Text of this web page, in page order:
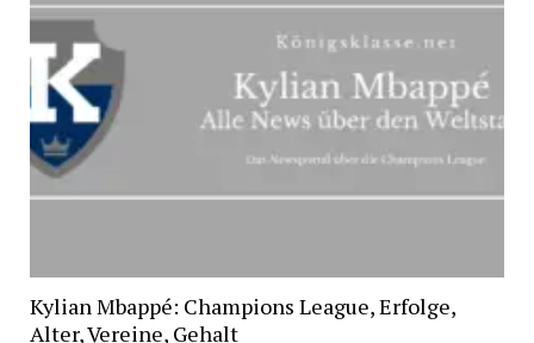
Kylian Mbappé: Champions League, Erfolge,
Alter, Vereine, Gehalt